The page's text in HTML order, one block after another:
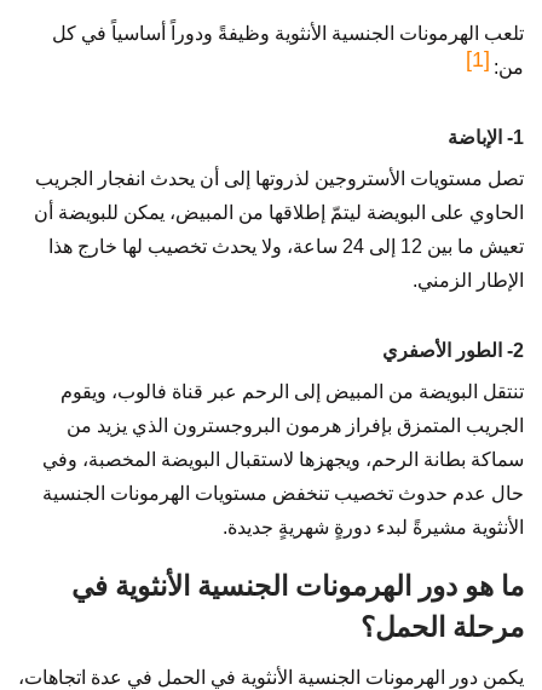
تلعب الهرمونات الجنسية الأنثوية وظيفةً ودوراً أساسياً في كل
من: [1]
1- الإباضة
تصل مستويات الأستروجين لذروتها إلى أن يحدث انفجار الجريب
الحاوي على البويضة ليتمّ إطلاقها من المبيض، يمكن للبويضة أن
تعيش ما بين 12 إلى 24 ساعة، ولا يحدث تخصيب لها خارج هذا
الإطار الزمني.
2- الطور الأصفري
تنتقل البويضة من المبيض إلى الرحم عبر قناة فالوب، ويقوم
الجريب المتمزق بإفراز هرمون البروجسترون الذي يزيد من
سماكة بطانة الرحم، ويجهزها لاستقبال البويضة المخصبة، وفي
حال عدم حدوث تخصيب تنخفض مستويات الهرمونات الجنسية
الأنثوية مشيرةً لبدء دورةٍ شهريةٍ جديدة.
ما هو دور الهرمونات الجنسية الأنثوية في
مرحلة الحمل؟
يكمن دور الهرمونات الجنسية الأنثوية في الحمل في عدة اتجاهات،